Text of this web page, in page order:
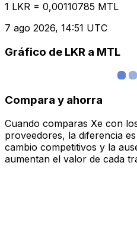
1 LKR = 0,00110785 MTL
7 ago 2026, 14:51 UTC
Gráfico de LKR a MTL
Compara y ahorra
Cuando comparas Xe con
proveedores, la diferencia
cambio competitivos y la
aumentan el valor de cada